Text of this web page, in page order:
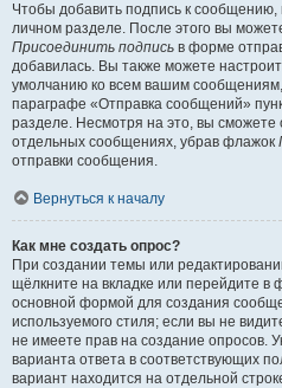
Чтобы добавить подпись к
личном разделе. После этого вы
Присоединить подпись в форме
добавилась. Вы также можете
умолчанию ко всем вашим
параграфе «Отправка сообщений»
разделе. Несмотря на это, вы сможете
отдельных сообщениях, убрав флажок
отправки сообщения.
Вернуться к началу
Как мне создать опрос?
При создании темы или
щёлкните на вкладке или перейдите в
основной формой для создания
используемого стиля; если вы не
не имеете прав на создание опросов.
варианта ответа в соответствующих
вариант находится на отдельной